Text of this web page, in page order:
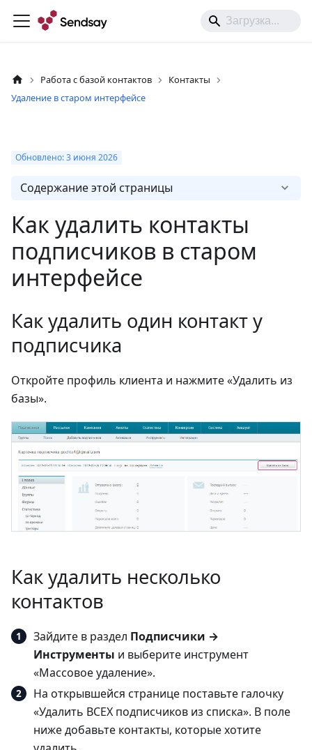
Работа с базой контактов
Контакты
Удаление в старом интерфейсе
Обновлено:3 июня 2026
Содержание этой страницы
Как удалить контакты
подписчиков в старом
интерфейсе
Как удалить один контакт у
подписчика
Откройте профиль клиента и нажмите «Удалить из
базы».
Как удалить несколько
контактов
Зайдите в раздел Подписчики →
Инструменты и выберите инструмент
«Массовое удаление».
На открывшейся странице поставьте галочку
«Удалить ВСЕХ подписчиков из списка». В поле
ниже добавьте контакты, которые хотите